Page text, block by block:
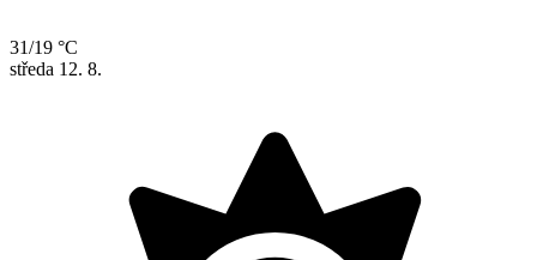
31/19 °C
středa 12. 8.